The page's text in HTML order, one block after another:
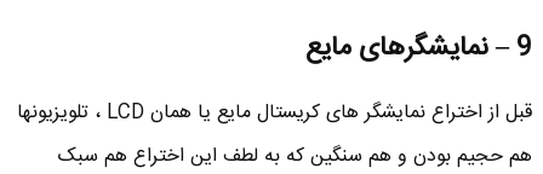
9 – نمایشگرهای مایع
قبل از اختراع نمایشگر های کریستال مایع یا همان LCD ، تلویزیونها
هم حجیم بودن و هم سنگین که به لطف این اختراع هم سبک